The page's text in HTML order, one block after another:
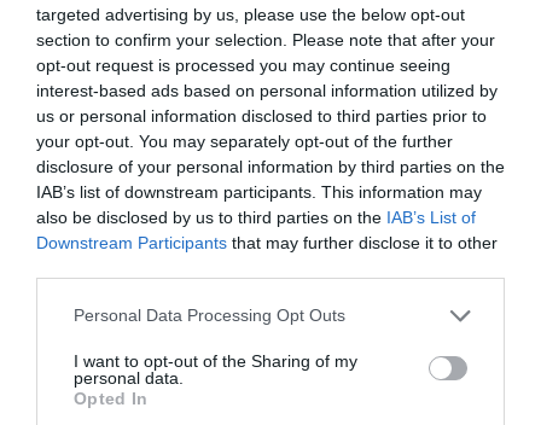
targeted advertising by us, please use the below opt-out
section to confirm your selection. Please note that after your
opt-out request is processed you may continue seeing
interest-based ads based on personal information utilized by
us or personal information disclosed to third parties prior to
your opt-out. You may separately opt-out of the further
disclosure of your personal information by third parties on the
IAB’s list of downstream participants. This information may
also be disclosed by us to third parties on the IAB’s List of
Downstream Participants that may further disclose it to other
Please note that this website/app uses one or more Google
not limited to your visit or usage behaviour. You may click to
grant or deny consent to Google and its third-party tags to
use your data for below specified purposes in below Google
Personal Data Processing Opt Outs
I want to opt-out of the Sharing of my
personal data.
Opted In
ELŐZŐ CIKK
ELSŐKÉNT A FALIMÉHEK LETTEK AZ ÉV BEPORZÓI CÍM